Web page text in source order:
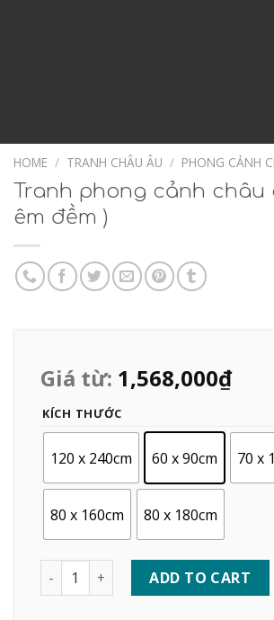
HOME / TRANH CHÂU ÂU / PHONG CẢNH
Tranh phong cảnh châu
êm đềm )
Giá từ: 1,568,000₫
KÍCH THƯỚC
120 x 240cm 60 x 90cm 70 x
80 x 160cm 80 x 180cm
Quantity ADD TO CART